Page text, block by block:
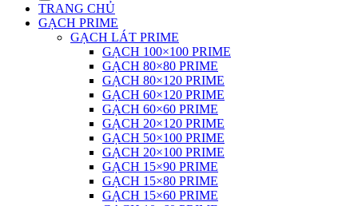
TRANG CHỦ
GẠCH PRIME
GẠCH LÁT PRIME
GẠCH 100×100 PRIME
GẠCH 80×80 PRIME
GẠCH 80×120 PRIME
GẠCH 60×120 PRIME
GẠCH 60×60 PRIME
GẠCH 20×120 PRIME
GẠCH 50×100 PRIME
GẠCH 20×100 PRIME
GẠCH 15×90 PRIME
GẠCH 15×80 PRIME
GẠCH 15×60 PRIME